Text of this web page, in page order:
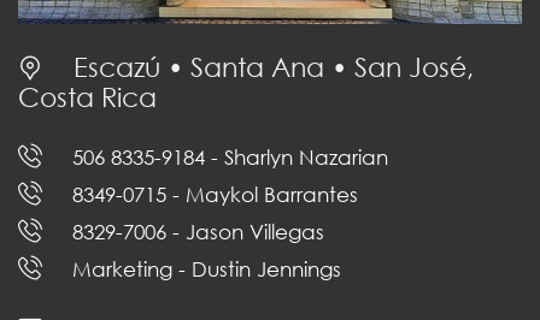
Escazú • Santa Ana • San José,
Costa Rica
506 8335-9184 - Sharlyn Nazarian
8349-0715 - Maykol Barrantes
8329-7006 - Jason Villegas
Marketing - Dustin Jennings